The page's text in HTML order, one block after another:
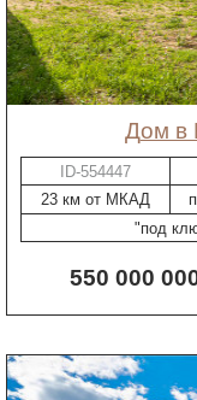
дом
ID-554447
23 км от МКАД
"под
550 000